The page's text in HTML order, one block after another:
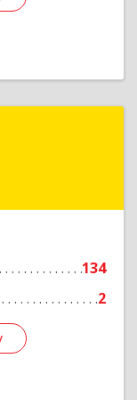
134
2
г, 177-й кв-л,